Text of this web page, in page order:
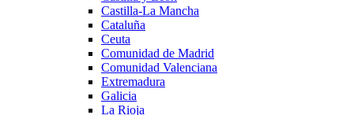
Castilla-La Mancha
Cataluña
Ceuta
Comunidad de Madrid
Comunidad Valenciana
Extremadura
Galicia
La Rioja